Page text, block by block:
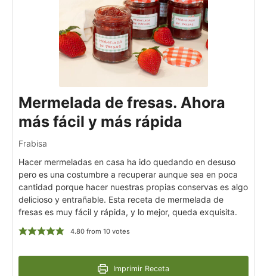
Mermelada de fresas. Ahora
más fácil y más rápida
Frabisa
Hacer mermeladas en casa ha ido quedando en desuso
pero es una costumbre a recuperar aunque sea en poca
cantidad porque hacer nuestras propias conservas es algo
delicioso y entrañable. Esta receta de mermelada de
fresas es muy fácil y rápida, y lo mejor, queda exquisita.
4.80from 10votes
Imprimir Receta